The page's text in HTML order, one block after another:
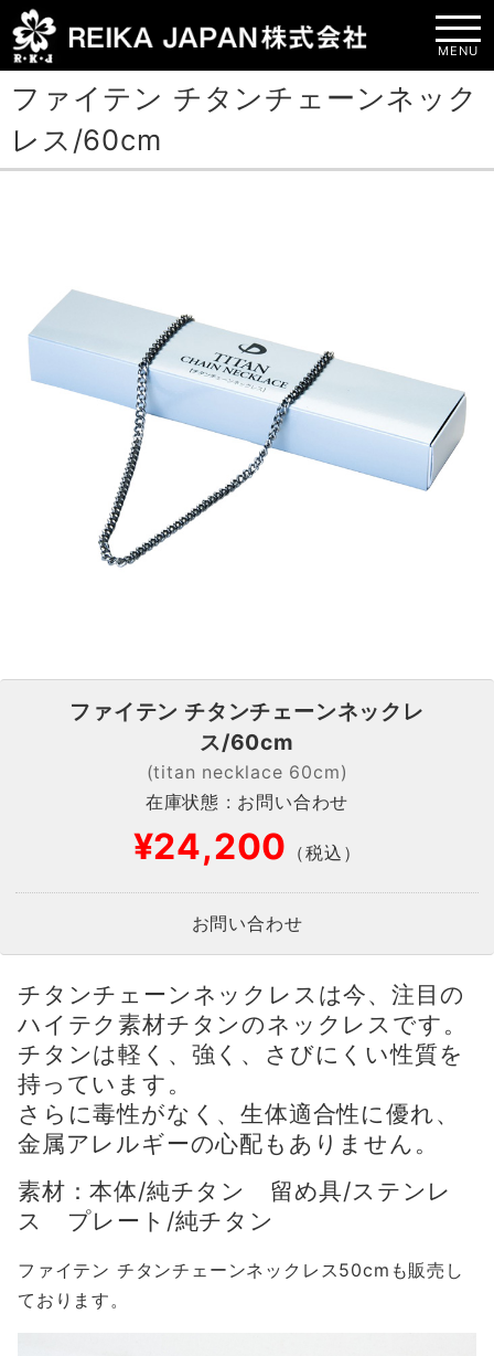
MENU
ファイテン チタンチェーンネック
レス/60cm
ファイテン チタンチェーンネックレ
ス/60cm
(titan necklace 60cm)
在庫状態 : お問い合わせ
¥24,200 （税込）
お問い合わせ
チタンチェーンネックレスは今、注目の
ハイテク素材チタンのネックレスです。
チタンは軽く、強く、さびにくい性質を
持っています。
さらに毒性がなく、生体適合性に優れ、
金属アレルギーの心配もありません。
素材：本体/純チタン 留め具/ステンレ
ス プレート/純チタン
ファイテン チタンチェーンネックレス50cmも販売し
ております。